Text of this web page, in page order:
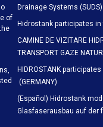
of
Drainage Systems
Hidrostank participates in
CAMINE DE VIZITARE
TRANSPORT GAZE
HIDROSTANK
(GERMANY)
(Español) Hidrostank
Glasfaserausbau auf der